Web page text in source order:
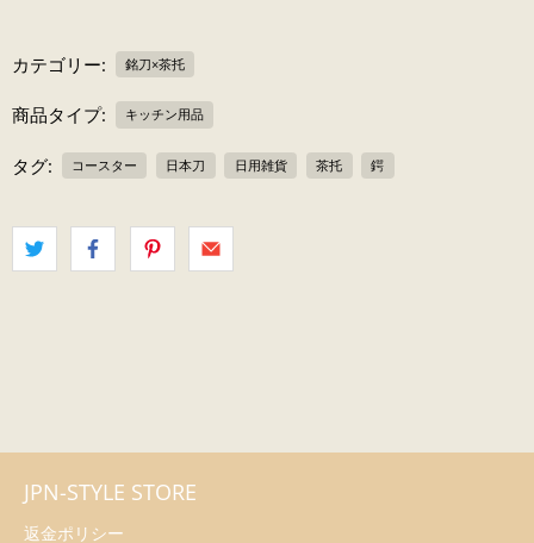
カテゴリー: 銘刀×茶托
商品タイプ: キッチン用品
タグ: コースター 日本刀 日用雑貨 茶托 鍔
JPN-STYLE STORE
返金ポリシー